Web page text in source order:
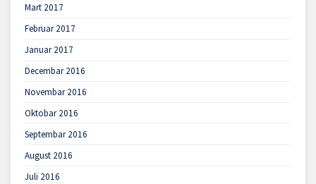
Mart 2017
Februar 2017
Januar 2017
Decembar 2016
Novembar 2016
Oktobar 2016
Septembar 2016
August 2016
Juli 2016